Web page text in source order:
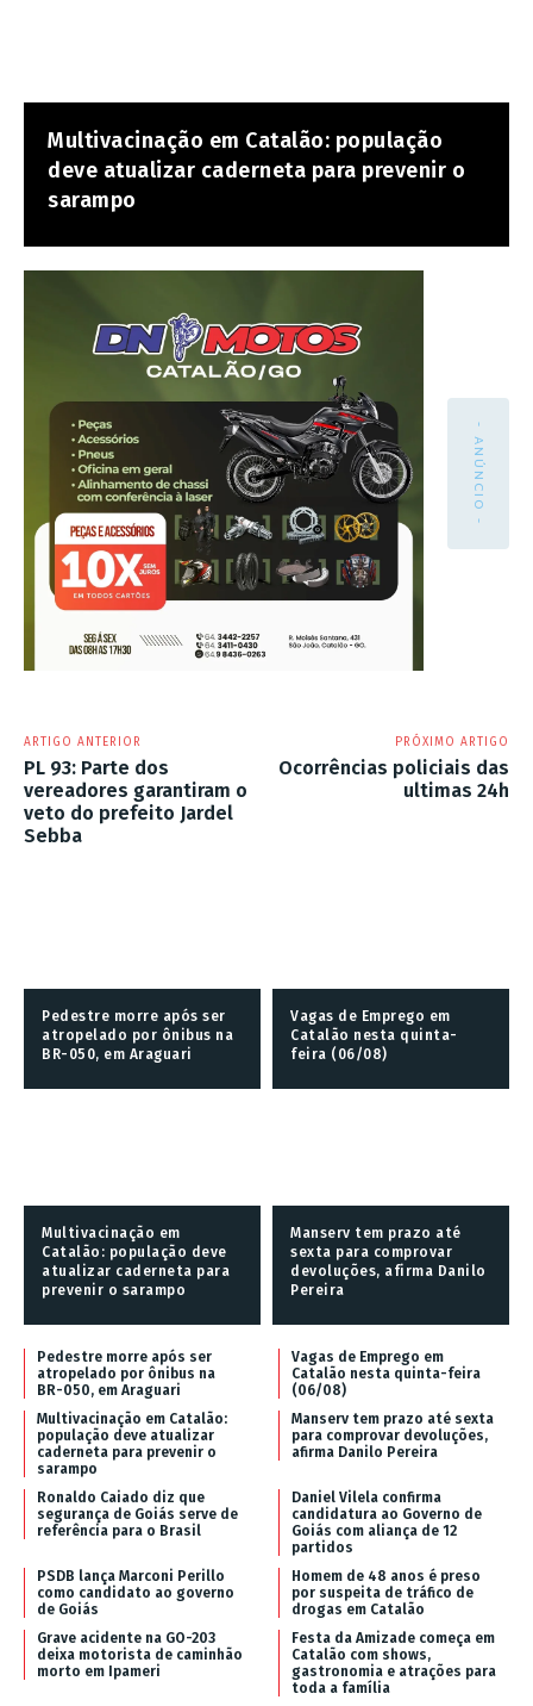
Multivacinação em Catalão: população
deve atualizar caderneta para prevenir o
sarampo
- ANÚNCIO -
ARTIGO ANTERIOR
PL 93: Parte dos
vereadores garantiram o
veto do prefeito Jardel
Sebba
PRÓXIMO ARTIGO
Ocorrências policiais das
ultimas 24h
Pedestre morre após ser
atropelado por ônibus na
BR-050, em Araguari
Vagas de Emprego em
Catalão nesta quinta-
feira (06/08)
Multivacinação em
Catalão: população deve
atualizar caderneta para
prevenir o sarampo
Manserv tem prazo até
sexta para comprovar
devoluções, afirma Danilo
Pereira
Pedestre morre após ser
atropelado por ônibus na
BR-050, em Araguari
Vagas de Emprego em
Catalão nesta quinta-feira
(06/08)
Multivacinação em Catalão:
população deve atualizar
caderneta para prevenir o
sarampo
Manserv tem prazo até sexta
para comprovar devoluções,
afirma Danilo Pereira
Ronaldo Caiado diz que
segurança de Goiás serve de
referência para o Brasil
Daniel Vilela confirma
candidatura ao Governo de
Goiás com aliança de 12
partidos
PSDB lança Marconi Perillo
como candidato ao governo
de Goiás
Homem de 48 anos é preso
por suspeita de tráfico de
drogas em Catalão
Grave acidente na GO-203
deixa motorista de caminhão
morto em Ipameri
Festa da Amizade começa em
Catalão com shows,
gastronomia e atrações para
toda a família